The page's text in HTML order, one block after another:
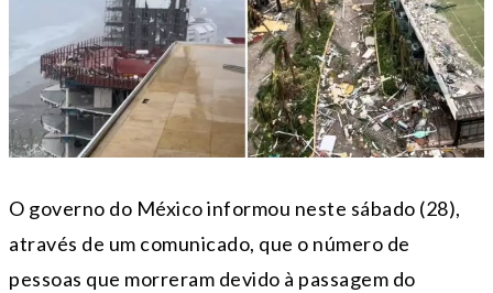
O governo do México informou neste sábado (28),
através de um comunicado, que o número de
pessoas que morreram devido à passagem do